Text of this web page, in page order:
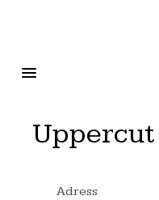
MENU
Uppercut
Adress